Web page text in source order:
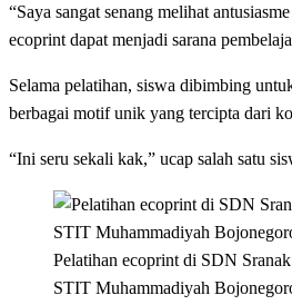
“Saya sangat senang melihat
ecoprint dapat menjadi sarana
Selama pelatihan, siswa dibimbing
berbagai motif unik yang tercipta dari
“Ini seru sekali kak,” ucap salah satu
Pelatihan ecoprint di SDN
STIT Muhammadiyah